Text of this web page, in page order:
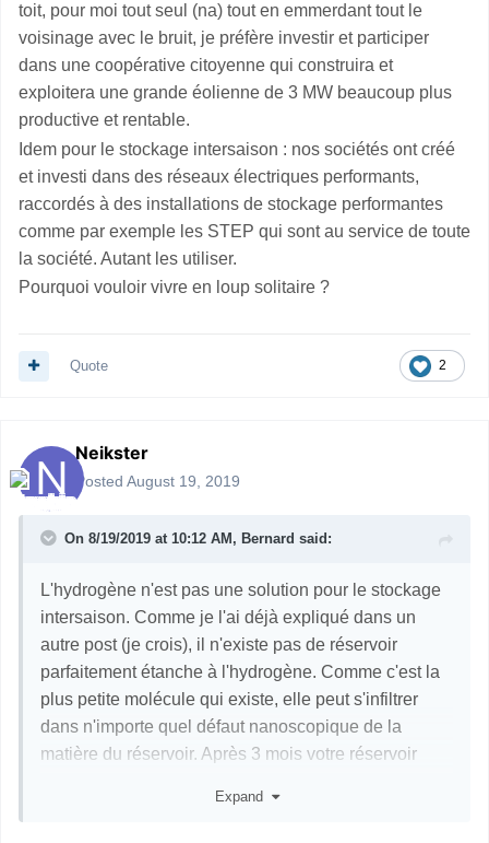
toit, pour moi tout seul (na) tout en emmerdant tout le
voisinage avec le bruit, je préfère investir et participer
dans une coopérative citoyenne qui construira et
exploitera une grande éolienne de 3 MW beaucoup plus
productive et rentable.
Idem pour le stockage intersaison : nos sociétés ont créé
et investi dans des réseaux électriques performants,
raccordés à des installations de stockage performantes
comme par exemple les STEP qui sont au service de toute
la société. Autant les utiliser.
Pourquoi vouloir vivre en loup solitaire ?
2
Quote
Neikster
Posted August 19, 2019
On 8/19/2019 at 10:12 AM, Bernard said:
L'hydrogène n'est pas une solution pour le stockage
intersaison. Comme je l'ai déjà expliqué dans un
autre post (je crois), il n'existe pas de réservoir
parfaitement étanche à l'hydrogène. Comme c'est la
plus petite molécule qui existe, elle peut s'infiltrer
dans n'importe quel défaut nanoscopique de la
matière du réservoir. Après 3 mois votre réservoir
En outre, vous allez perdre 50 à 60 % de votre
Expand